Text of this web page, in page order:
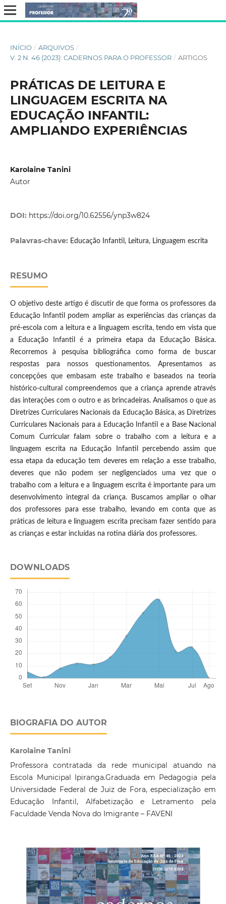
INÍCIO / ARQUIVOS /
V. 2 N. 46 (2023): CADERNOS PARA O PROFESSOR / ARTIGOS
PRÁTICAS DE LEITURA E
LINGUAGEM ESCRITA NA
EDUCAÇÃO INFANTIL:
AMPLIANDO EXPERIÊNCIAS
Karolaine Tanini
Autor
DOI: https://doi.org/10.62556/ynp3w824
Palavras-chave: Educação Infantil, Leitura, Linguagem escrita
RESUMO
O objetivo deste artigo é discutir de que forma os professores da
Educação Infantil podem ampliar as experiências das crianças da
pré-escola com a leitura e a linguagem escrita, tendo em vista que
a Educação Infantil é a primeira etapa da Educação Básica.
Recorremos à pesquisa bibliográfica como forma de buscar
respostas para nossos questionamentos. Apresentamos as
concepções que embasam este trabalho e baseados na teoria
histórico-cultural compreendemos que a criança aprende através
das interações com o outro e as brincadeiras. Analisamos o que as
Diretrizes Curriculares Nacionais da Educação Básica, as Diretrizes
Curriculares Nacionais para a Educação Infantil e a Base Nacional
Comum Curricular falam sobre o trabalho com a leitura e a
linguagem escrita na Educação Infantil percebendo assim que
essa etapa da educação tem deveres em relação a esse trabalho,
deveres que não podem ser negligenciados uma vez que o
trabalho com a leitura e a linguagem escrita é importante para um
desenvolvimento integral da criança. Buscamos ampliar o olhar
dos professores para esse trabalho, levando em conta que as
práticas de leitura e linguagem escrita precisam fazer sentido para
as crianças e estar incluídas na rotina diária dos professores.
DOWNLOADS
BIOGRAFIA DO AUTOR
Karolaine Tanini
Professora contratada da rede municipal atuando na
Escola Municipal Ipiranga.Graduada em Pedagogia pela
Universidade Federal de Juiz de Fora, especialização em
Educação Infantil, Alfabetização e Letramento pela
Faculdade Venda Nova do Imigrante – FAVENI